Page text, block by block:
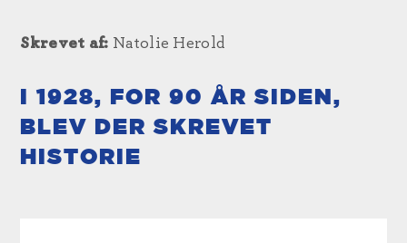
Skrevet af: Natolie Herold
I 1928, FOR 90 ÅR SIDEN,
BLEV DER SKREVET
HISTORIE